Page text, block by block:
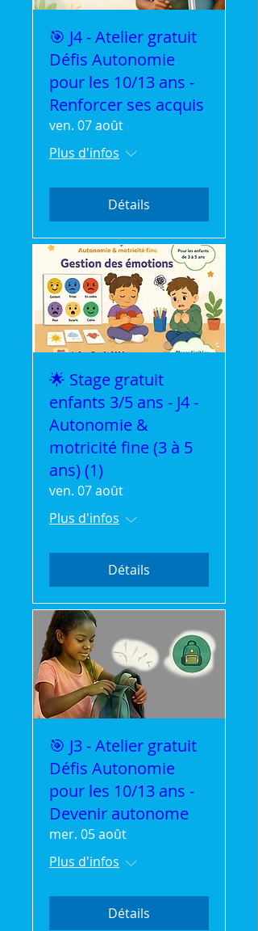
🎯 J4 - Atelier gratuit
Défis Autonomie
pour les 10/13 ans -
Renforcer ses acquis
ven. 07 août
Plus d'infos
Détails
🌟 Stage gratuit
enfants 3/5 ans - J4 -
Autonomie &
motricité fine (3 à 5
ans) (1)
ven. 07 août
Plus d'infos
Détails
🎯 J3 - Atelier gratuit
Défis Autonomie
pour les 10/13 ans -
Devenir autonome
mer. 05 août
Plus d'infos
Détails